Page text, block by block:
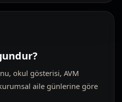
okul gösterisi, AVM
aile günlerine göre